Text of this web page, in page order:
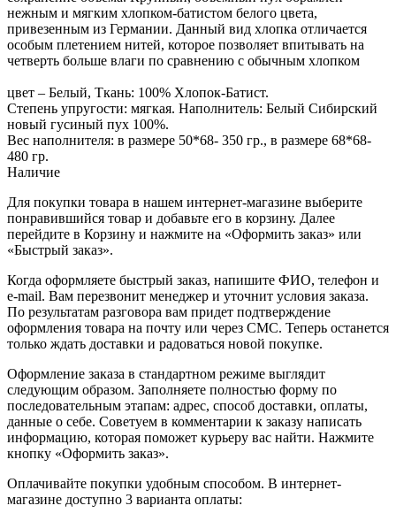
нежным и мягким хлопком-батистом белого цвета,
привезенным из Германии. Данный вид хлопка отличается
особым плетением нитей, которое позволяет впитывать на
четверть больше влаги по сравнению с обычным хлопком
цвет – Белый, Ткань: 100% Хлопок-Батист.
Степень упругости: мягкая. Наполнитель: Белый Сибирский
новый гусиный пух 100%.
Вес наполнителя: в размере 50*68- 350 гр., в размере 68*68-
480 гр.
Наличие
Для покупки товара в нашем интернет-магазине выберите
понравившийся товар и добавьте его в корзину. Далее
перейдите в Корзину и нажмите на «Оформить заказ» или
«Быстрый заказ».
Когда оформляете быстрый заказ, напишите ФИО, телефон и
e-mail. Вам перезвонит менеджер и уточнит условия заказа.
По результатам разговора вам придет подтверждение
оформления товара на почту или через СМС. Теперь останется
только ждать доставки и радоваться новой покупке.
Оформление заказа в стандартном режиме выглядит
следующим образом. Заполняете полностью форму по
последовательным этапам: адрес, способ доставки, оплаты,
данные о себе. Советуем в комментарии к заказу написать
информацию, которая поможет курьеру вас найти. Нажмите
кнопку «Оформить заказ».
Оплачивайте покупки удобным способом. В интернет-
магазине доступно 3 варианта оплаты: